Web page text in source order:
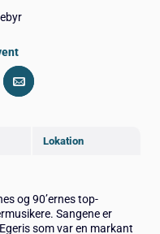
Lokation
og 90’ernes top-
Sangene er
som var en markant